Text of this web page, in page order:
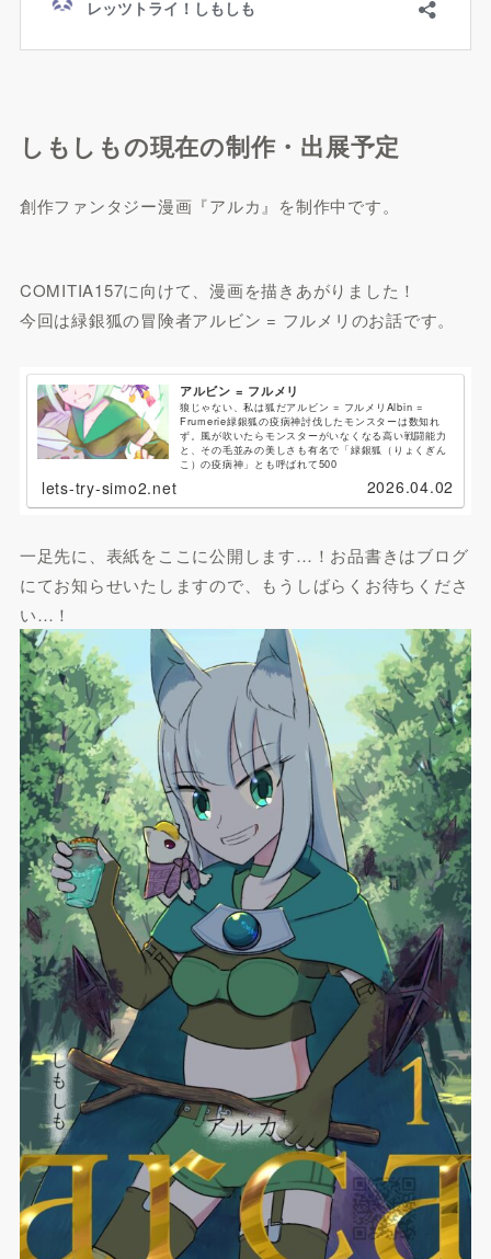
しもしもの現在の制作・出展予定
創作ファンタジー漫画『アルカ』を制作中です。
COMITIA157に向けて、漫画を描きあがりました！
今回は緑銀狐の冒険者アルビン = フルメリのお話です。
アルビン = フルメリ
狼じゃない、私は狐だアルビン = フルメリAlbin =
Frumerie緑銀狐の疫病神討伐したモンスターは数知れ
ず。風が吹いたらモンスターがいなくなる高い戦闘能力
と、その毛並みの美しさも有名で「緑銀狐（りょくぎん
こ）の疫病神」とも呼ばれて500
lets-try-simo2.net 2026.04.02
一足先に、表紙をここに公開します…！お品書きはブログ
にてお知らせいたしますので、もうしばらくお待ちくださ
い…！